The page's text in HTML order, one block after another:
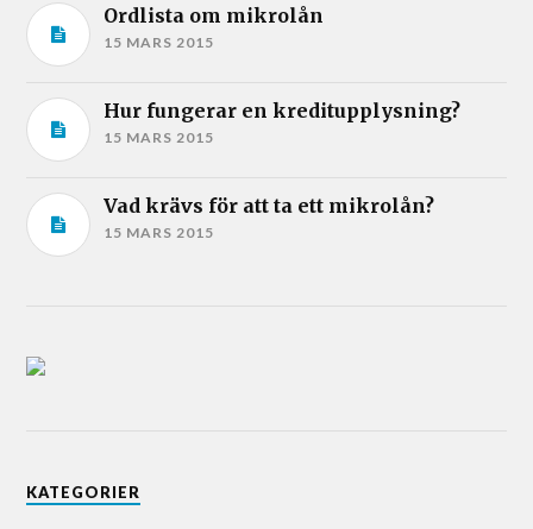
Ordlista om mikrolån
15 MARS 2015
Hur fungerar en kreditupplysning?
15 MARS 2015
Vad krävs för att ta ett mikrolån?
15 MARS 2015
KATEGORIER